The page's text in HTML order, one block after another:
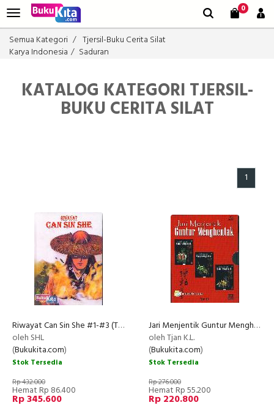
0
Semua Kategori
Tjersil-Buku Cerita Silat
Karya Indonesia
Saduran
KATALOG KATEGORI TJERSIL-
BUKU CERITA SILAT
1
Riwayat Can Sin She #1-#3 (Tamat)
oleh SHL
(Bukukita.com)
Stok Tersedia
Rp 432.000
Hemat Rp 86.400
Rp 345.600
Jari Menjentik Guntur Menghentak #1-3 (Box)
oleh Tjan K.L.
(Bukukita.com)
Stok Tersedia
Rp 276.000
Hemat Rp 55.200
Rp 220.800